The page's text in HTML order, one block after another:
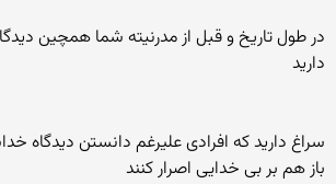
در طول تاریخ و قبل از مدرنیته شما همچین
دارید
سراغ دارید که افرادی علیرغم دانستن دیدگاه
باز هم بر بی خدایی اصرار کنند